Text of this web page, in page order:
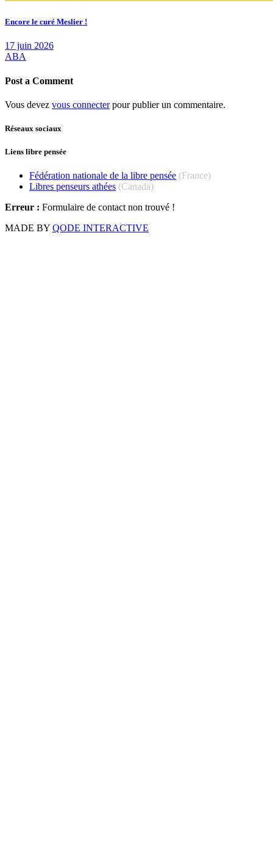
Encore le curé Meslier !
17 juin 2026
ABA
Post a Comment
Vous devez vous connecterpour publier un commentaire.
Réseaux sociaux
Liens libre pensée
Fédération nationale de la libre pensée (France)
Libres penseurs athées (Canada)
Erreur : Formulaire de contact non trouvé !
MADE BY QODE INTERACTIVE